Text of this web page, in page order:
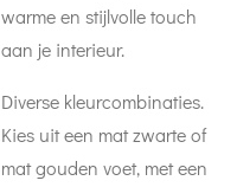
warme en stijlvolle touch
aan je interieur.
Diverse kleurcombinaties.
Kies uit een mat zwarte of
mat gouden voet, met een